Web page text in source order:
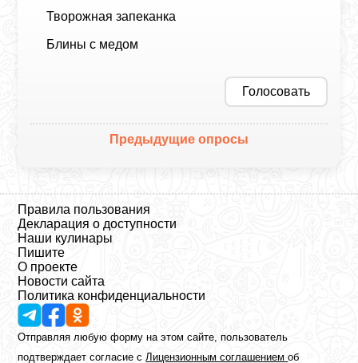
Творожная запеканка
Блины с медом
Голосовать
Предыдущие опросы
Правила пользования
Декларация о доступности
Наши кулинары
Пишите
О проекте
Новости сайта
Политика конфиденциальности
Отправляя любую форму на этом сайте, пользователь
подтверждает согласие сЛицензионным соглашениемоб